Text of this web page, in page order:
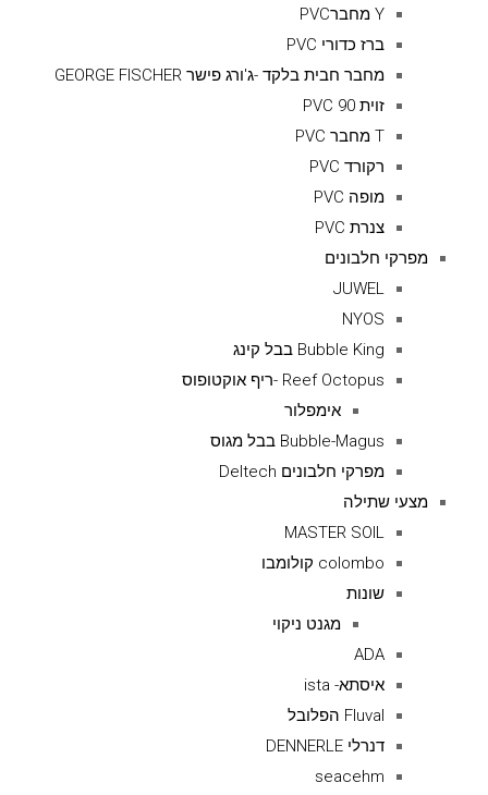
Y מחברPVC
ברז כדורי PVC
מחבר חבית בלקד -ג'ורג פישר GEORGE FISCHER
זוית 90 PVC
T מחבר PVC
רקורד PVC
מופה PVC
צנרת PVC
מפרקי חלבונים
JUWEL
NYOS
Bubble King בבל קינג
Reef Octopus -ריף אוקטופוס
אימפלור
Bubble-Magus בבל מגוס
מפרקי חלבונים Deltech
מצעי שתילה
MASTER SOIL
colombo קולומבו
שונות
מגנט ניקוי
ADA
איסתא- ista
Fluval הפלובל
דנרלי DENNERLE
seacehm